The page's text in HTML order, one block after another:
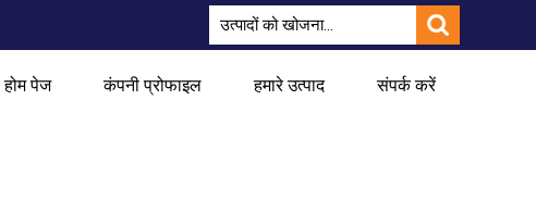
होम पेज कंपनी प्रोफाइल हमारे उत्पाद संपर्क करें